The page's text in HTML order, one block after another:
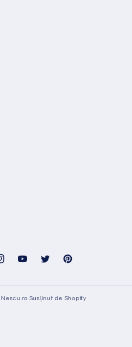
YouTubeTwitter Pinterest
Susținut de Shopify